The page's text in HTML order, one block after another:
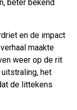
beter bekend
en de impact
maakte
weer op de rit
het
de littekens